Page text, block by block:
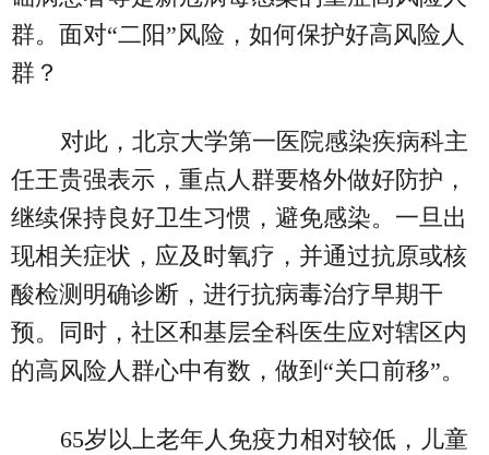
群。面对“二阳”风险，如何保护好高风险人
群？
对此，北京大学第一医院感染疾病科主
任王贵强表示，重点人群要格外做好防护，
继续保持良好卫生习惯，避免感染。一旦出
现相关症状，应及时氧疗，并通过抗原或核
酸检测明确诊断，进行抗病毒治疗早期干
预。同时，社区和基层全科医生应对辖区内
的高风险人群心中有数，做到“关口前移”。
65岁以上老年人免疫力相对较低，儿童